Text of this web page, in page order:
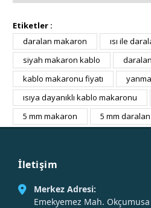
Etiketler :
daralan makaron
ısı ile
siyah makaron kablo
kablo makaronu fiyatı
ısıya dayanıklı kablo makaronu
5 mm makaron
5 mm
İletişim
Merkez Adresi:
Emekyemez Mah. Okçumusa